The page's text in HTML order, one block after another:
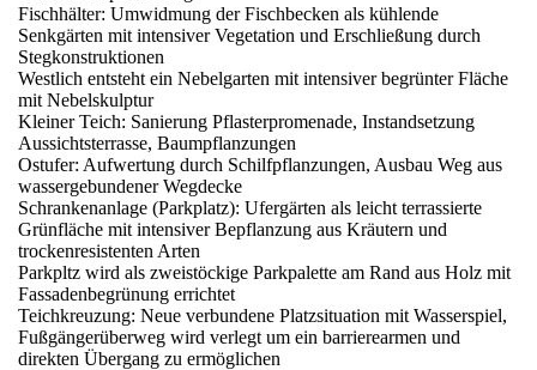
Fischhälter: Umwidmung der Fischbecken als kühlende
Senkgärten mit intensiver Vegetation und Erschließung durch
Stegkonstruktionen
Westlich entsteht ein Nebelgarten mit intensiver begrünter Fläche
mit Nebelskulptur
Kleiner Teich: Sanierung Pflasterpromenade, Instandsetzung
Aussichtsterrasse, Baumpflanzungen
Ostufer: Aufwertung durch Schilfpflanzungen, Ausbau Weg aus
wassergebundener Wegdecke
Schrankenanlage (Parkplatz): Ufergärten als leicht terrassierte
Grünfläche mit intensiver Bepflanzung aus Kräutern und
trockenresistenten Arten
Parkpltz wird als zweistöckige Parkpalette am Rand aus Holz mit
Fassadenbegrünung errichtet
Teichkreuzung: Neue verbundene Platzsituation mit Wasserspiel,
Fußgängerüberweg wird verlegt um ein barrierearmen und
direkten Übergang zu ermöglichen